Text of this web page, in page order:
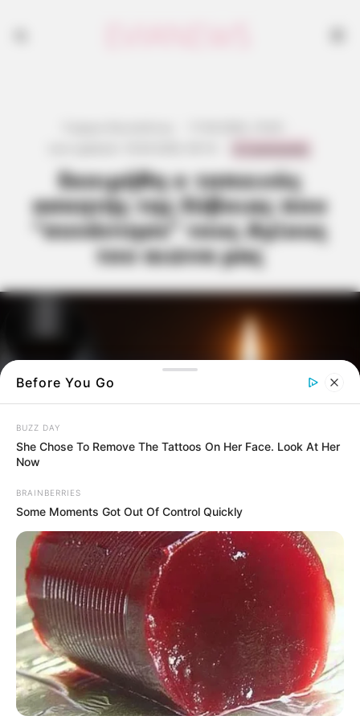
Εκοιμήθη ο ταπεινός
ασκητής της Εύβοιας που
“συνάντησε” τους Αγίους
του αιώνα μας
Σε ηλικία 99 ετών, ο ταπεινός ασκητής που
επέστρεψε στη γενέτειρά του για να
ιδρύσει το Ησυχαστήριο της
Μεταμορφώσεως του Σωτήρος, παρέδωσε
το πνεύμα του στον Κύριο
AI TAKEAWAYS
Before You Go
BUZZ DAY
She Chose To Remove The Tattoos On Her Face. Look At Her
Now
BRAINBERRIES
Some Moments Got Out Of Control Quickly